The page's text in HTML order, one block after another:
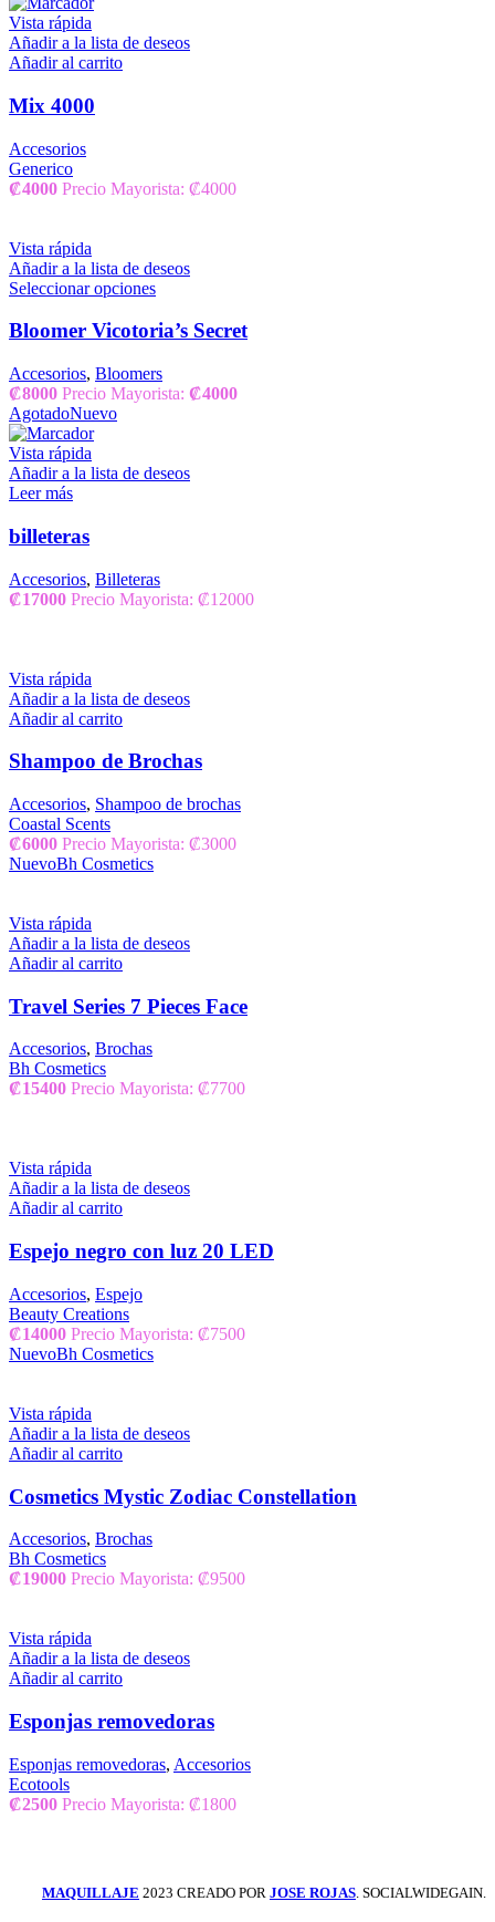
Vista rápida
Añadir a la lista de deseos
Añadir al carrito
Mix 4000
Accesorios
Generico
₡4000 Precio Mayorista: ₡4000
Vista rápida
Añadir a la lista de deseos
Seleccionar opciones
Bloomer Vicotoria’s Secret
Accesorios, Bloomers
₡8000 Precio Mayorista: ₡4000
AgotadoNuevo
Vista rápida
Añadir a la lista de deseos
Leer más
billeteras
Accesorios, Billeteras
₡17000 Precio Mayorista: ₡12000
Vista rápida
Añadir a la lista de deseos
Añadir al carrito
Shampoo de Brochas
Accesorios, Shampoo de brochas
Coastal Scents
₡6000 Precio Mayorista: ₡3000
NuevoBh Cosmetics
Vista rápida
Añadir a la lista de deseos
Añadir al carrito
Travel Series 7 Pieces Face
Accesorios, Brochas
Bh Cosmetics
₡15400 Precio Mayorista: ₡7700
Vista rápida
Añadir a la lista de deseos
Añadir al carrito
Espejo negro con luz 20 LED
Accesorios, Espejo
Beauty Creations
₡14000 Precio Mayorista: ₡7500
NuevoBh Cosmetics
Vista rápida
Añadir a la lista de deseos
Añadir al carrito
Cosmetics Mystic Zodiac Constellation
Accesorios, Brochas
Bh Cosmetics
₡19000 Precio Mayorista: ₡9500
Vista rápida
Añadir a la lista de deseos
Añadir al carrito
Esponjas removedoras
Esponjas removedoras, Accesorios
Ecotools
₡2500 Precio Mayorista: ₡1800
MAQUILLAJE 2023 CREADO POR JOSE ROJAS . SOCIALWIDEGAIN.